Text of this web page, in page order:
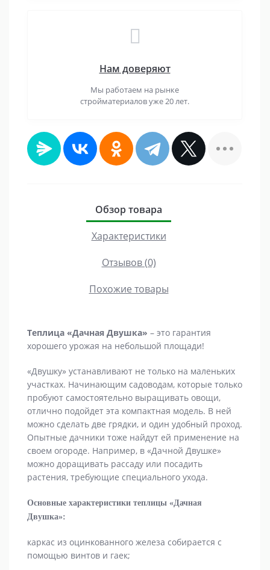
Нам доверяют
Мы работаем на рынке
стройматериалов уже 20 лет.
Обзор товара
Характеристики
Отзывов (0)
Похожие товары
Теплица «Дачная Двушка» – это гарантия
хорошего урожая на небольшой площади!
«Двушку» устанавливают не только на маленьких
участках. Начинающим садоводам, которые только
пробуют самостоятельно выращивать овощи,
отлично подойдет эта компактная модель. В ней
можно сделать две грядки, и один удобный проход.
Опытные дачники тоже найдут ей применение на
своем огороде. Например, в «Дачной Двушке»
можно доращивать рассаду или посадить
растения, требующие специального ухода.
Основные характеристики теплицы «Дачная
Двушка»:
каркас из оцинкованного железа собирается с
помощью винтов и гаек;